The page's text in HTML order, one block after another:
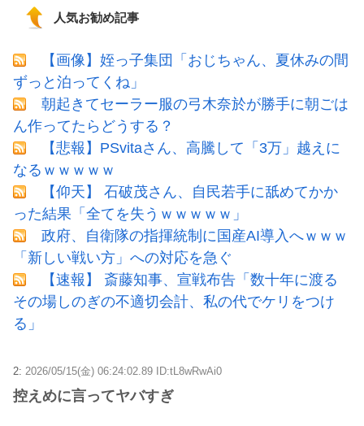
人気お勧め記事
【画像】姪っ子集団「おじちゃん、夏休みの間
ずっと泊ってくね」
朝起きてセーラー服の弓木奈於が勝手に朝ごは
ん作ってたらどうする？
【悲報】PSvitaさん、高騰して「3万」越えに
なるｗｗｗｗｗ
【仰天】 石破茂さん、自民若手に舐めてかか
った結果「全てを失うｗｗｗｗｗ」
政府、自衛隊の指揮統制に国産AI導入へｗｗｗ
「新しい戦い方」への対応を急ぐ
【速報】 斎藤知事、宣戦布告「数十年に渡る
その場しのぎの不適切会計、私の代でケリをつけ
る」
2: 2026/05/15(金) 06:24:02.89 ID:tL8wRwAi0
控えめに言ってヤバすぎ